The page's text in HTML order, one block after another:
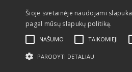
Šioje svetainėje naudojami
pagal mūsų slapukų politiką.
NAŠUMO TAIKOMIEJI
PARODYTI DETALIAU